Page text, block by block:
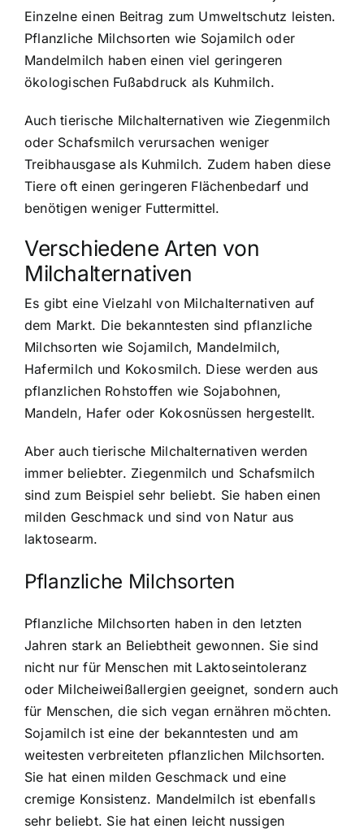
Einzelne einen Beitrag zum Umweltschutz leisten.
Pflanzliche Milchsorten wie Sojamilch oder
Mandelmilch haben einen viel geringeren
ökologischen Fußabdruck als Kuhmilch.
Auch tierische Milchalternativen wie Ziegenmilch
oder Schafsmilch verursachen weniger
Treibhausgase als Kuhmilch. Zudem haben diese
Tiere oft einen geringeren Flächenbedarf und
benötigen weniger Futtermittel.
Verschiedene Arten von
Milchalternativen
Es gibt eine Vielzahl von Milchalternativen auf
dem Markt. Die bekanntesten sind pflanzliche
Milchsorten wie Sojamilch, Mandelmilch,
Hafermilch und Kokosmilch. Diese werden aus
pflanzlichen Rohstoffen wie Sojabohnen,
Mandeln, Hafer oder Kokosnüssen hergestellt.
Aber auch tierische Milchalternativen werden
immer beliebter. Ziegenmilch und Schafsmilch
sind zum Beispiel sehr beliebt. Sie haben einen
milden Geschmack und sind von Natur aus
laktosearm.
Pflanzliche Milchsorten
Pflanzliche Milchsorten haben in den letzten
Jahren stark an Beliebtheit gewonnen. Sie sind
nicht nur für Menschen mit Laktoseintoleranz
oder Milcheiweißallergien geeignet, sondern auch
für Menschen, die sich vegan ernähren möchten.
Sojamilch ist eine der bekanntesten und am
weitesten verbreiteten pflanzlichen Milchsorten.
Sie hat einen milden Geschmack und eine
cremige Konsistenz. Mandelmilch ist ebenfalls
sehr beliebt. Sie hat einen leicht nussigen